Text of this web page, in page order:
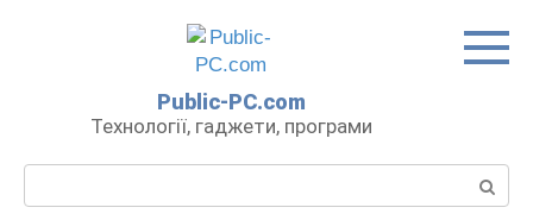
Public-PC.com
Технології, гаджети, програми